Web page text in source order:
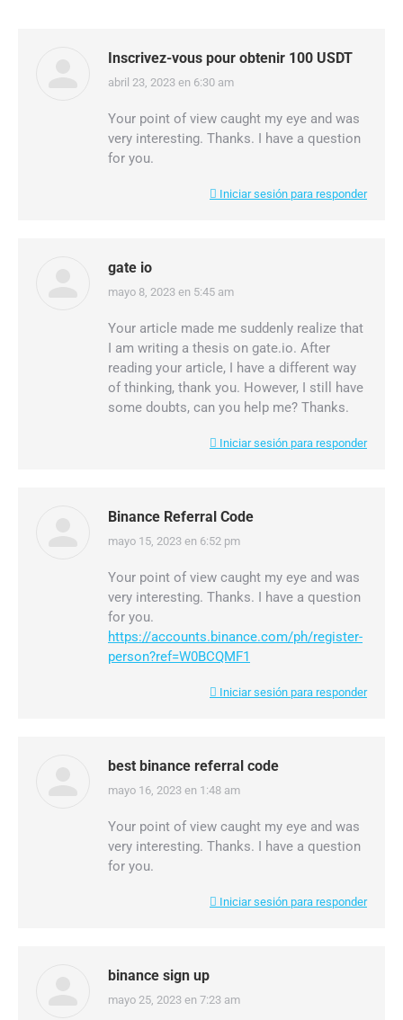
Inscrivez-vous pour obtenir 100 USDT
dice:
abril 23, 2023 en 6:30 am
Your point of view caught my eye and was
very interesting. Thanks. I have a question
for you.
Iniciar sesión para responder
gate io
dice:
mayo 8, 2023 en 5:45 am
Your article made me suddenly realize that
I am writing a thesis on gate.io. After
reading your article, I have a different way
of thinking, thank you. However, I still have
some doubts, can you help me? Thanks.
Iniciar sesión para responder
Binance Referral Code
dice:
mayo 15, 2023 en 6:52 pm
Your point of view caught my eye and was
very interesting. Thanks. I have a question
for you.
https://accounts.binance.com/ph/register-
person?ref=W0BCQMF1
Iniciar sesión para responder
best binance referral code
dice:
mayo 16, 2023 en 1:48 am
Your point of view caught my eye and was
very interesting. Thanks. I have a question
for you.
Iniciar sesión para responder
binance sign up
dice:
mayo 25, 2023 en 7:23 am